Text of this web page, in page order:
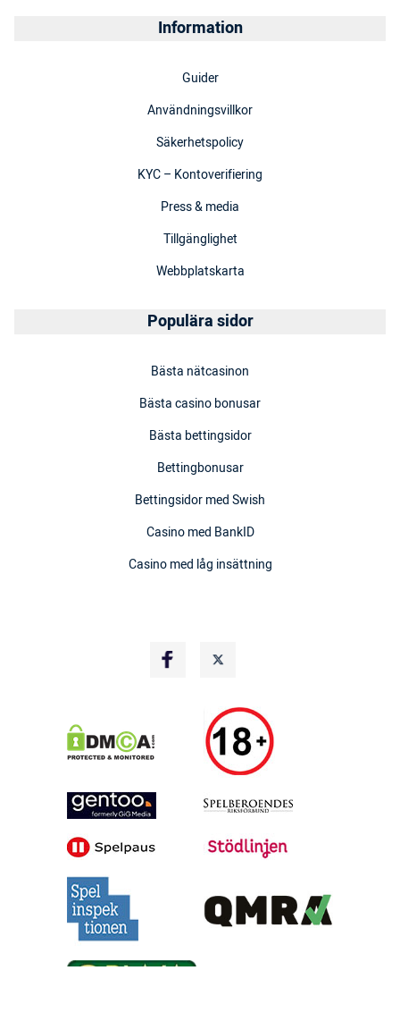
Information
Guider
Användningsvillkor
Säkerhetspolicy
KYC – Kontoverifiering
Press & media
Tillgänglighet
Webbplatskarta
Populära sidor
Bästa nätcasinon
Bästa casino bonusar
Bästa bettingsidor
Bettingbonusar
Bettingsidor med Swish
Casino med BankID
Casino med låg insättning